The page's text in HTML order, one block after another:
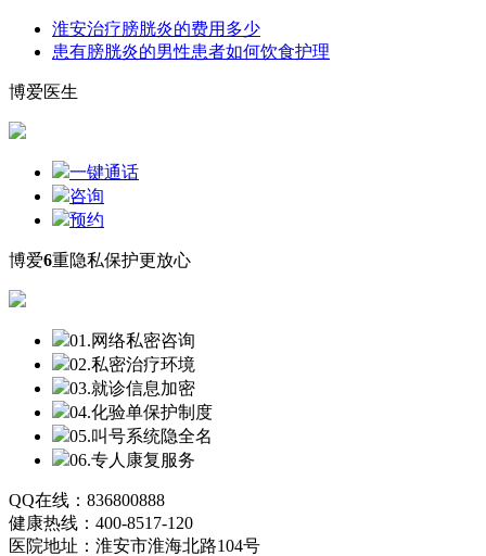
淮安治疗膀胱炎的费用多少
患有膀胱炎的男性患者如何饮食护理
博爱医生
一键通话
咨询
预约
博爱6重隐私保护更放心
01.网络私密咨询
02.私密治疗环境
03.就诊信息加密
04.化验单保护制度
05.叫号系统隐全名
06.专人康复服务
QQ在线：836800888
健康热线：400-8517-120
医院地址：淮安市淮海北路104号